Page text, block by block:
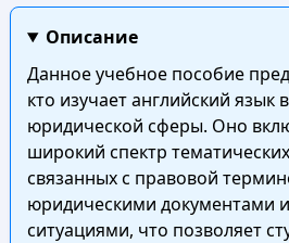
Описание
Данное учебное пособие
кто изучает английский язык
юридической сферы. Оно
широкий спектр
связанных с правовой
юридическими документами
ситуациями, что позволяет